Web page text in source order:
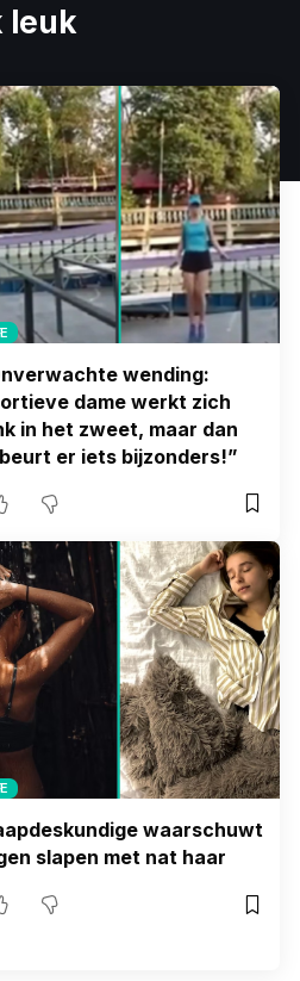
leuk
wending:
dame werkt zich
in het zweet, maar dan
er iets bijzonders!”
waarschuwt
slapen met nat haar